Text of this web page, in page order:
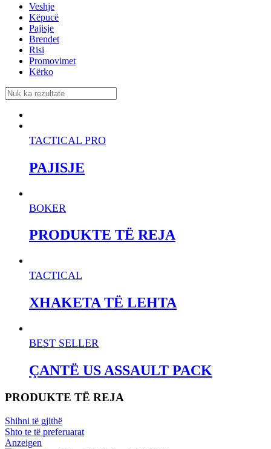
Veshje
Këpucë
Pajisje
Brendet
Risi
Promovimet
Kërko
TACTICAL PRO
PAJISJE
BOKER
PRODUKTE TË REJA
TACTICAL
XHAKETA TË LEHTA
BEST SELLER
ÇANTË US ASSAULT PACK
PRODUKTE TË REJA
Shihni të gjithë
Shto te të preferuarat
Anzeigen